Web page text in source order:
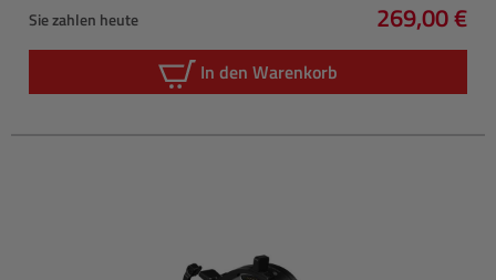
Sie zahlen heute
Regulärer
269,00 €
In den Warenkorb